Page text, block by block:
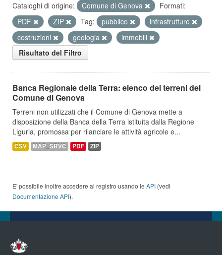
Cataloghi di origine:
Comune di Genova
Formati:
PDF
ZIP Tag: pubblico
infrastrutture
costruzioni
geologia
immobili
Risultato del Filtro
Banca Regionale della Terra: elenco dei terreni del
Comune di Genova
Terreni non utilizzati che il Comune di Genova mette a
disposizione della Banca della Terra istituita dalla Regione
Liguria, promossa per rilanciare le attività agricole e...
CSV MAP_SRVC PDF ZIP
E' possibile inoltre accedere al registro usando le API (vedi
Documentazione API).